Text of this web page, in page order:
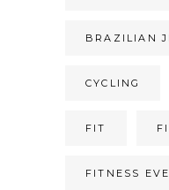
BRAZILIAN
CYCLING
FIT
FITNESS